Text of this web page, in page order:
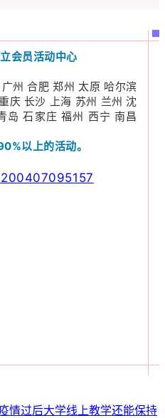
会员活动中心
州 合肥 郑州 太原 哈尔滨
庆 长沙 上海 苏州 兰州 沈
岛 石家庄 福州 西宁 南昌
以上的活动。
情过后大学线上教学还能保持